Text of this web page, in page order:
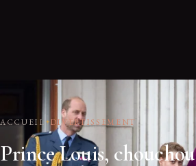
ACCUEIL DIVERTISSEMENT
Prince Louis, chouchou